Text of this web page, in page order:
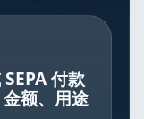
付款
额、用途